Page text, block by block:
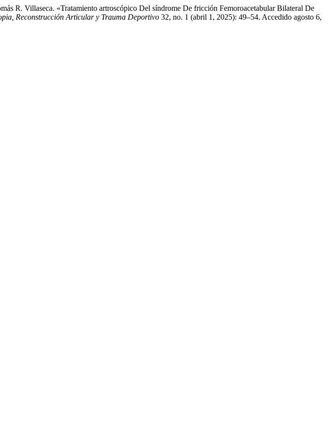
R. Villaseca. «Tratamiento artroscópico Del síndrome De fricción Femoroacetabular Bilateral De
Reconstrucción Articular y Trauma Deportivo 32, no. 1 (abril 1, 2025): 49–54. Accedido agosto 6,